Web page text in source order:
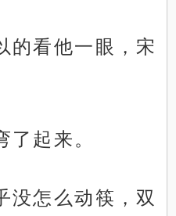
的看他一眼，宋
了起来。
没怎么动筷，双